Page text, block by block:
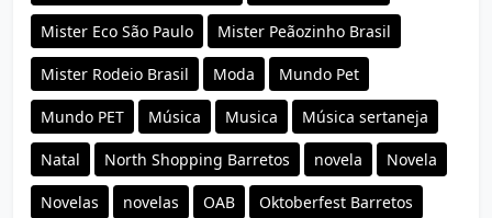
Mister Eco São Paulo Mister Peãozinho Brasil
Mister Rodeio Brasil Moda Mundo Pet
Mundo PET Música Musica Música sertaneja
Natal North Shopping Barretos novela Novela
Novelas novelas OAB Oktoberfest Barretos